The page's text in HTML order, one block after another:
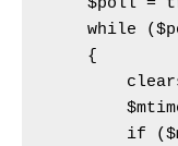
$poll =
while
    {
if